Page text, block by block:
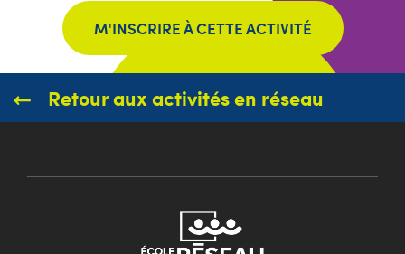
M'INSCRIRE À CETTE ACTIVITÉ
Retour aux activités en réseau